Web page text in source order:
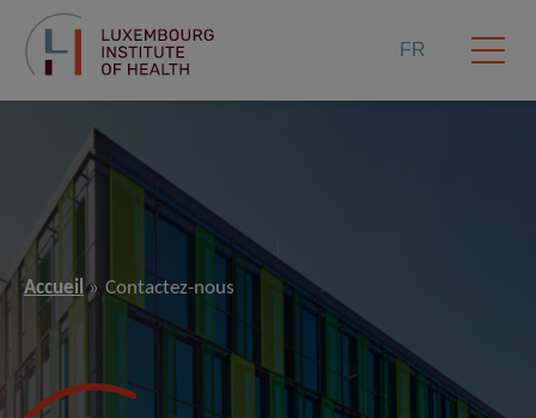
FR
Accueil Contactez-nous